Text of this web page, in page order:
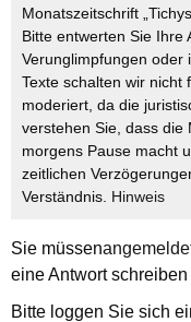
Monatszeitschrift
Bitte entwerten Sie Ihre
Verunglimpfungen oder
Texte schalten wir nicht
moderiert, da die
verstehen Sie, dass die
morgens Pause macht
zeitlichen
Verständnis. Hinweis
Sie müssen
eine Antwort
Bitte loggen Sie sich